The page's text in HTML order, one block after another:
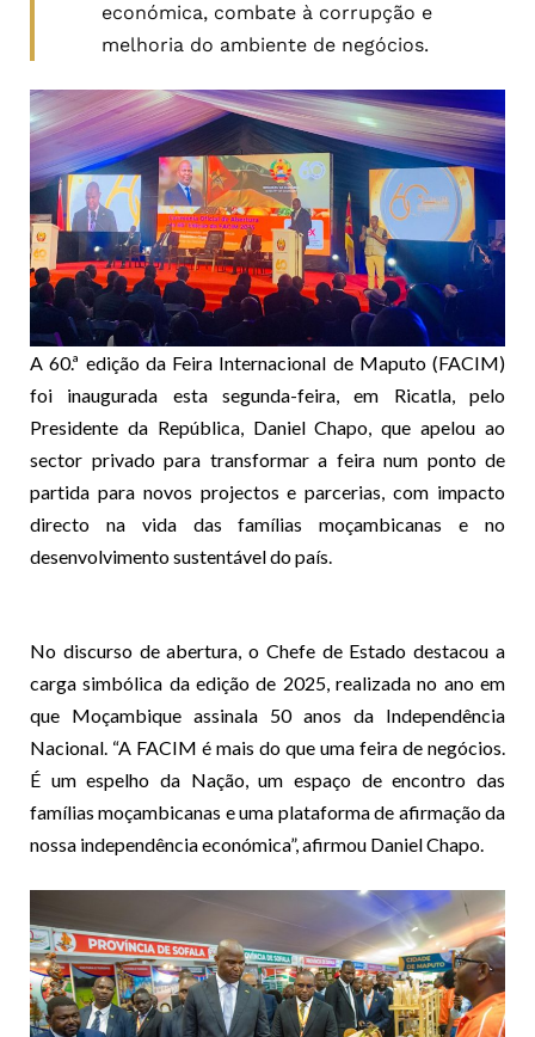
económica, combate à corrupção e
melhoria do ambiente de negócios.
A 60.ª edição da Feira Internacional de Maputo (FACIM)
foi inaugurada esta segunda-feira, em Ricatla, pelo
Presidente da República, Daniel Chapo, que apelou ao
sector privado para transformar a feira num ponto de
partida para novos projectos e parcerias, com impacto
directo na vida das famílias moçambicanas e no
desenvolvimento sustentável do país.
No discurso de abertura, o Chefe de Estado destacou a
carga simbólica da edição de 2025, realizada no ano em
que Moçambique assinala 50 anos da Independência
Nacional. “A FACIM é mais do que uma feira de negócios.
É um espelho da Nação, um espaço de encontro das
famílias moçambicanas e uma plataforma de afirmação da
nossa independência económica”, afirmou Daniel Chapo.